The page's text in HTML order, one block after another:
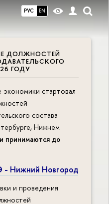
РУС EN
ДОЛЖНОСТЕЙ
ГОДУ
стартовал
состава
Нижнем
принимаются до
Нижний Новгород
и проведения